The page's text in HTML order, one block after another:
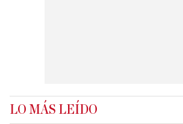
LO MÁS LEÍDO